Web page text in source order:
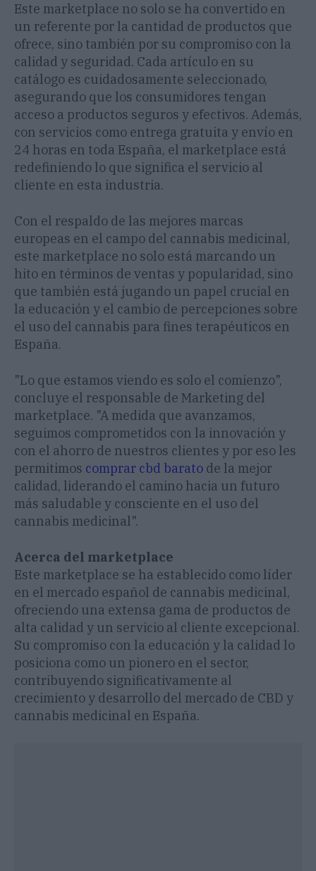
Este marketplace no solo se ha convertido en
un referente por la cantidad de productos que
ofrece, sino también por su compromiso con la
calidad y seguridad. Cada artículo en su
catálogo es cuidadosamente seleccionado,
asegurando que los consumidores tengan
acceso a productos seguros y efectivos. Además,
con servicios como entrega gratuita y envío en
24 horas en toda España, el marketplace está
redefiniendo lo que significa el servicio al
cliente en esta industria.
Con el respaldo de las mejores marcas
europeas en el campo del cannabis medicinal,
este marketplace no solo está marcando un
hito en términos de ventas y popularidad, sino
que también está jugando un papel crucial en
la educación y el cambio de percepciones sobre
el uso del cannabis para fines terapéuticos en
España.
"Lo que estamos viendo es solo el comienzo",
concluye el responsable de Marketing del
marketplace. "A medida que avanzamos,
seguimos comprometidos con la innovación y
con el ahorro de nuestros clientes y por eso les
permitimos comprar cbd barato de la mejor
calidad, liderando el camino hacia un futuro
más saludable y consciente en el uso del
cannabis medicinal".
Acerca del marketplace
Este marketplace se ha establecido como líder
en el mercado español de cannabis medicinal,
ofreciendo una extensa gama de productos de
alta calidad y un servicio al cliente excepcional.
Su compromiso con la educación y la calidad lo
posiciona como un pionero en el sector,
contribuyendo significativamente al
crecimiento y desarrollo del mercado de CBD y
cannabis medicinal en España.